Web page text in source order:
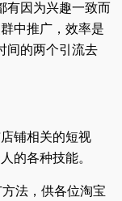
有因为兴趣一致而
中推广，效率是
间的两个引流去
铺相关的短视
的各种技能。
法，供各位淘宝